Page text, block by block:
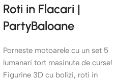
Roti in Flacari |
PartyBaloane
Porneste motoarele cu un set 5
lumanari tort masinute de curse!
Figurine 3D cu bolizi, roti in